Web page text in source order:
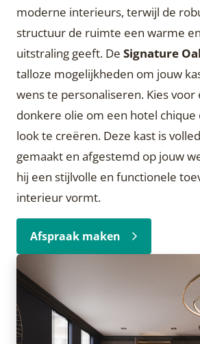
moderne interieurs, terwijl de
structuur de ruimte een warme
uitstraling geeft. De Signature
talloze mogelijkheden om jouw
wens te personaliseren. Kies
donkere olie om een hotel
look te creëren. Deze kast is
gemaakt en afgestemd op jouw
hij een stijlvolle en functionele
interieur vormt.
Afspraak maken